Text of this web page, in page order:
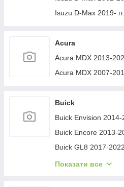
Infiniti QX70 2013-
Infiniti G25/G35/37
Infinity Q70/M-series
Infiniti QX80 2013-
Isuzu D-Max 2019- гг.
Acura
Acura MDX 2013-
Acura MDX 2007-
Buick
Buick Envision 2014-
Buick Encore 2013-
Buick GL8 2017-
Buick Lacrosse 2017-
Показати все